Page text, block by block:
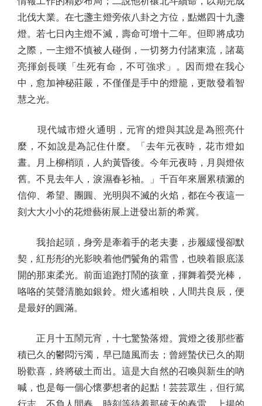
北伐大業。在七盞主燈旁依八卦之方位，點燃四十九盞
燈。若七日內主燈不滅，壽命可增十二年。但即將成功
之際，一主燈不慎被人碰倒，一切努力付諸東流，諸葛
亮揮劍長嘆「生死有命，不可強求」。因而燈在我心
中，愈加神秘莊嚴，不僅僅是手中的燈籠，更散發着智
慧之光。
現代城市燈火通明，元宵的燈與其說是為照亮什
麼，不如說是為記住什麼。「去年元夜時，花市燈如
晝。月上柳梢頭，人約黃昏後。今年元夜時，月與燈依
舊。不見去年人，淚濕春衫袖。」千百年來層累積澱的
信仰、希望、團圓、光明與不滅的火焰，都在今夜這一
刻大大小小的花燈藝術展上迸發出新的希冀。
我抬起頭，身旁是牽着手的老夫妻，步履緩慢卻默
契，紅彤彤的光影映着他們鬢角的霜雪，也映着眼底漾
開的那束柔光。前面追跑打鬧的孩童，揮舞着熒光棒，
咯咯的笑聲清脆如銀鈴。燈火遙相映，人間共良辰，便
是最好的圓滿。
正月十五鬧元宵，十七驚蟄落燈。賞燈之後那些蓄
積已久的鬱悶污濁，早已隨風而去；曾經蟄伏已久的期
盼歡喜，終將破土而出。這是大自然的召喚與新生的吶
喊，也是每一個心懷夢想者的起點！芸芸眾生，但行篤